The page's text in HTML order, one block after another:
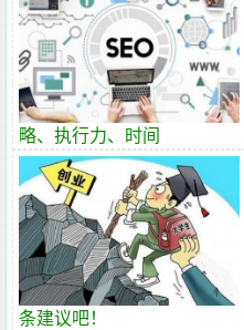
略、执行力、时间
条建议吧！